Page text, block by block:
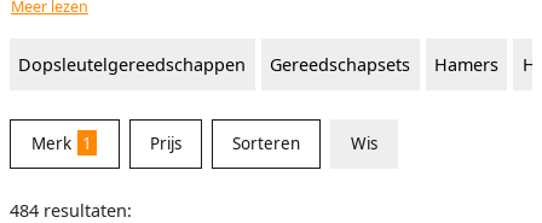
Meer lezen
Dopsleutelgereedschappen Gereedschapsets Hamers
Merk 1 Prijs Sorteren Wis
484 resultaten: